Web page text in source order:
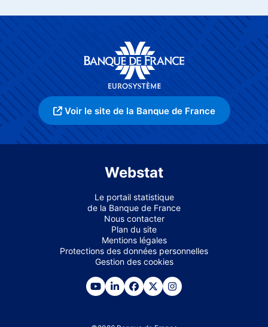
Voir le site de la Banque de France
Webstat
Le portail statistique
de la Banque de France
Nous contacter
Plan du site
Mentions légales
Protections des données personnelles
Gestion des cookies